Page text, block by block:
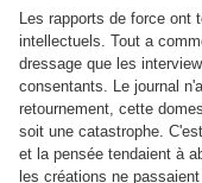
Les rapports de force ont
intellectuels. Tout a
dressage que les
consentants. Le journal
retournement, cette
soit une catastrophe.
et la pensée tendaient à
les créations ne